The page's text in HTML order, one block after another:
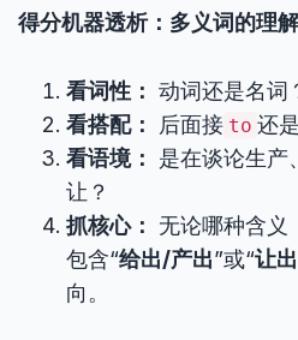
得分机器透析：多义词的理
看词性： 动词还是名词
看搭配：
后面接 to 还
看语境：
是在谈论生产
让？
抓核心：
无论哪种含义
包含“给出/产出”或“让
向。